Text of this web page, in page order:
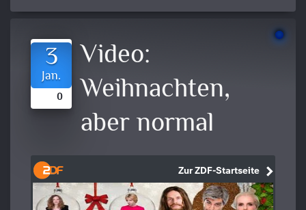
3
Jan.
0
Video:
Weihnachten,
aber normal